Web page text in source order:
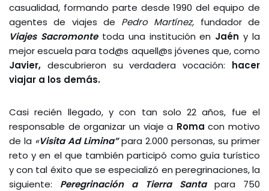
casualidad, formando parte desde 1990 del equipo de
agentes de viajes de Pedro Martínez, fundador de
Viajes Sacromontetoda una institución en Jaén y la
mejor escuela para tod@s aquell@s jóvenes que, como
Javier, descubrieron su verdadera vocación: hacer
viajar a los demás.
Casi recién llegado, y con tan solo 22 años, fue el
responsable de organizar un viaje a Roma con motivo
de la «Visita Ad Limina”para 2.000 personas, su primer
reto y en el que también participó como guía turístico
y con tal éxito que se especializó en peregrinaciones, la
siguiente: Peregrinación a Tierra Santa
para 750